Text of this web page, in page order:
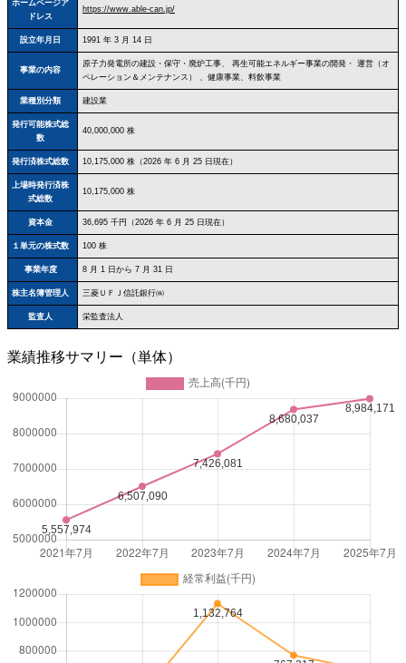
ホームページア
ドレス
https://www.able-can.jp/
設立年月日 1991 年 3 月 14 日
事業の内容
原子力発電所の建設・保守・廃炉工事、 再生可能エネルギー事業の開発・ 運営（オ
ペレーション＆メンテナンス） 、健康事業、料飲事業
業種別分類 建設業
発行可能株式総
数
40,000,000 株
発行済株式総数 10,175,000 株（2026 年 6 月 25 日現在）
上場時発行済株
式総数
10,175,000 株
資本金 36,695 千円（2026 年 6 月 25 日現在）
１単元の株式数 100 株
事業年度 8 月 1 日から 7 月 31 日
株主名簿管理人 三菱ＵＦＪ信託銀行㈱
監査人 栄監査法人
業績推移サマリー（単体）